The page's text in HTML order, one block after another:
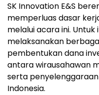
SK Innovation E&S
memperluas dasar
melalui acara ini.
melaksanakan
pembentukan dana
antara wirausahawan
serta
Indonesia.